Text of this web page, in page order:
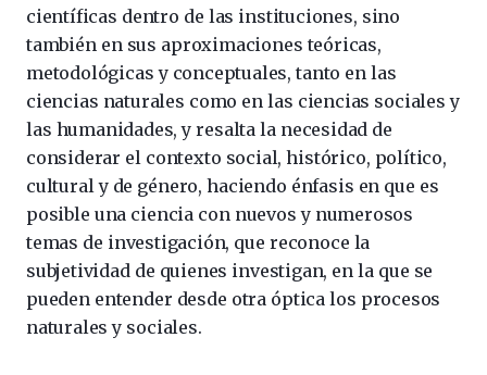
científicas dentro de las instituciones, sino
también en sus aproximaciones teóricas,
metodológicas y conceptuales, tanto en las
ciencias naturales como en las ciencias sociales y
las humanidades, y resalta la necesidad de
considerar el contexto social, histórico, político,
cultural y de género, haciendo énfasis en que es
posible una ciencia con nuevos y numerosos
temas de investigación, que reconoce la
subjetividad de quienes investigan, en la que se
pueden entender desde otra óptica los procesos
naturales y sociales.